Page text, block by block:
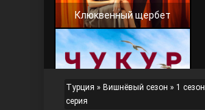
Клюквенный щербет
Турция » Вишнёвый сезон » 1 сезон
серия